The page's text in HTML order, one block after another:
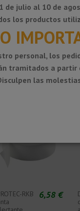
SL - Tapón
12,80 €
RKB
6,58 €
de julio al 10 de
los productos
personal, los
tramitados a partir
las